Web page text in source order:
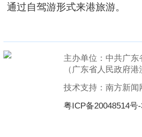
通过自驾游形式来港旅游。
主办单位：中共广
（广东省人民政府港
技术支持：南方新闻
粤ICP备20048514号